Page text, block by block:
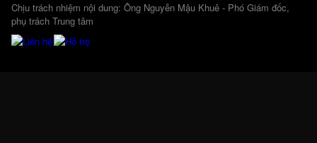
Chịu trách nhiệm nội dung: Ông Nguyễn Mậu Khuê - Phó Giám đốc,
phụ trách Trung tâm